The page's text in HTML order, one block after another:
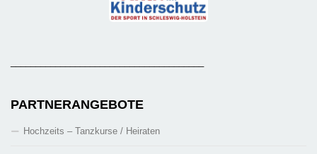
PARTNERANGEBOTE
Hochzeits – Tanzkurse / Heiraten